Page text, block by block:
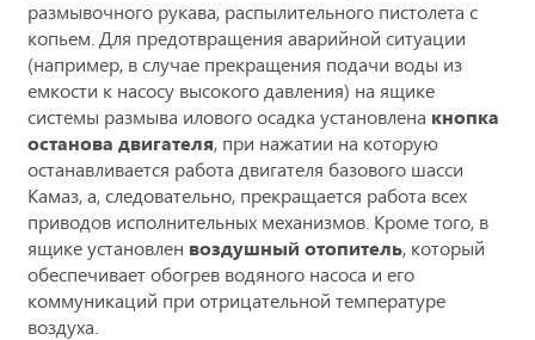
размывочного рукава, распылительного пистолета с
копьем. Для предотвращения аварийной ситуации
(например, в случае прекращения подачи воды из
емкости к насосу высокого давления) на ящике
системы размыва илового осадка установлена кнопка
останова двигателя, при нажатии на которую
останавливается работа двигателя базового шасси
Камаз, а, следовательно, прекращается работа всех
приводов исполнительных механизмов. Кроме того, в
ящике установлен воздушный отопитель, который
обеспечивает обогрев водяного насоса и его
коммуникаций при отрицательной температуре
воздуха.